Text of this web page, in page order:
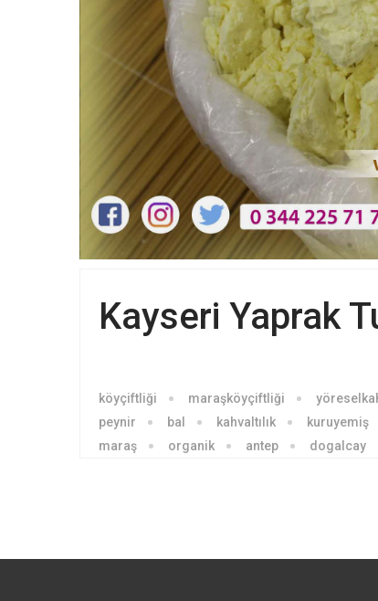
Kayseri Yaprak
köyçiftliği maraşköyçiftliği
peynir
bal kahvaltılık kuruyemiş
maraş
organik antep dogalcay